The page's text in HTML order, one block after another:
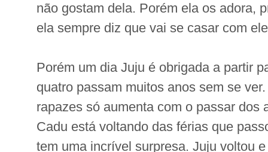
não gostam dela. Porém ela os adora,
ela sempre diz que vai se casar com
Porém um dia Juju é obrigada a partir
quatro passam muitos anos sem se
rapazes só aumenta com o passar dos
Cadu está voltando das férias que
tem uma incrível surpresa. Juju voltou